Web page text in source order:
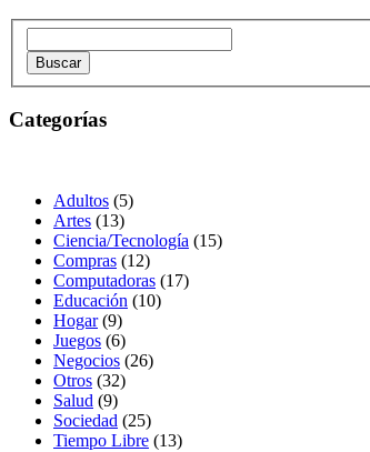
Categorías
Adultos (5)
Artes (13)
Ciencia/Tecnología (15)
Compras (12)
Computadoras (17)
Educación (10)
Hogar(9)
Juegos (6)
Negocios (26)
Otros (32)
Salud (9)
Sociedad (25)
Tiempo Libre (13)